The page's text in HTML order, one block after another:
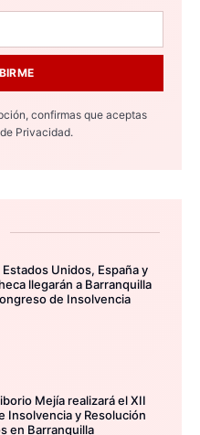
confirmas que aceptas
Privacidad.
Unidos, España y
llegarán a Barranquilla
de Insolvencia
Mejía realizará el XII
Insolvencia y Resolución
en Barranquilla